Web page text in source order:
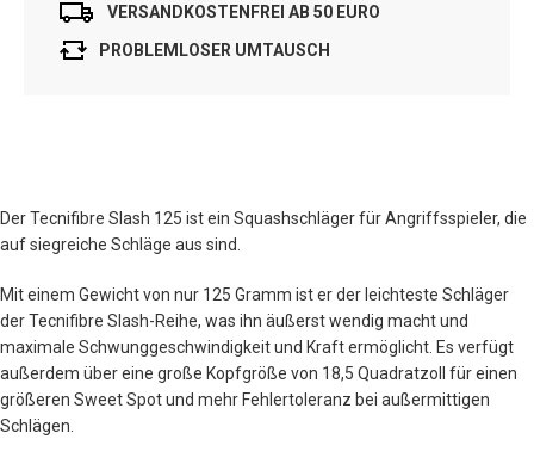
VERSANDKOSTENFREI AB 50 EURO
PROBLEMLOSER UMTAUSCH
Der Tecnifibre Slash 125 ist ein Squashschläger für Angriffsspieler, die
auf siegreiche Schläge aus sind.
Mit einem Gewicht von nur 125 Gramm ist er der leichteste Schläger
der Tecnifibre Slash-Reihe, was ihn äußerst wendig macht und
maximale Schwunggeschwindigkeit und Kraft ermöglicht. Es verfügt
außerdem über eine große Kopfgröße von 18,5 Quadratzoll für einen
größeren Sweet Spot und mehr Fehlertoleranz bei außermittigen
Schlägen.